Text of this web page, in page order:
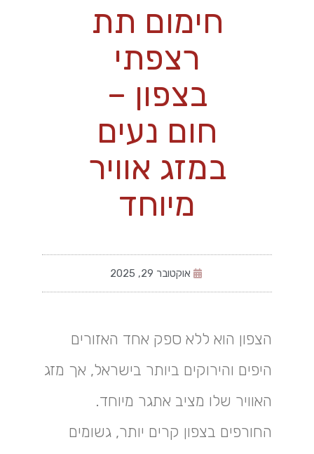
חימום תת
רצפתי
בצפון –
חום נעים
במזג אוויר
מיוחד
אוקטובר 29, 2025
הצפון הוא ללא ספק אחד האזורים
היפים והירוקים ביותר בישראל, אך מזג
האוויר שלו מציב אתגר מיוחד.
החורפים בצפון קרים יותר, גשומים